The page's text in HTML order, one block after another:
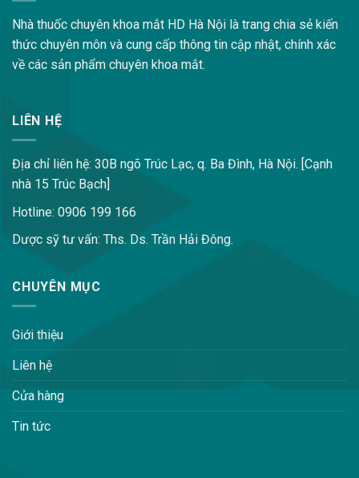
Nhà thuốc chuyên khoa mắt HD Hà Nội là trang chia sẻ kiến
thức chuyên môn và cung cấp thông tin cập nhật, chính xác
về các sản phẩm chuyên khoa mắt.
LIÊN HỆ
Địa chỉ liên hệ: 30B ngõ Trúc Lạc, q. Ba Đình, Hà Nội. [Cạnh
nhà 15 Trúc Bạch]
Hotline: 0906 199 166
Dược sỹ tư vấn: Ths. Ds. Trần Hải Đông.
CHUYÊN MỤC
Giới thiệu
Liên hệ
Cửa hàng
Tin tức